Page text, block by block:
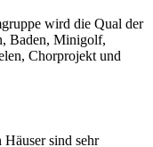
wird die Qual der
Baden, Minigolf,
Chorprojekt und
Häuser sind sehr